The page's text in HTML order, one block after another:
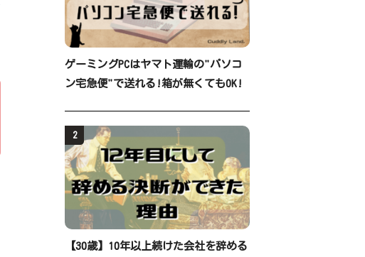
ゲーミングPCはヤマト運輸の"パソコ
ン宅急便"で送れる!箱が無くてもOK!
2
【30歳】10年以上続けた会社を辞める